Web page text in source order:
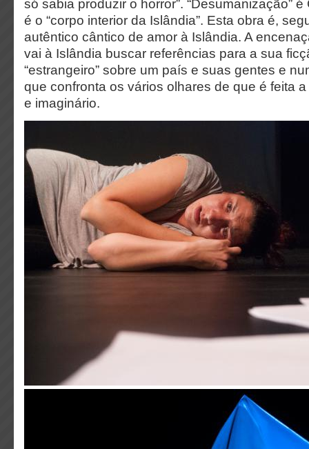
só sabia produzir o horror”. “Desumanização”
é o “corpo interior da Islândia”. Esta obra é,
autêntico cântico de amor à Islândia. A
vai à Islândia buscar referências para a sua
“estrangeiro” sobre um país e suas gentes e
que confronta os vários olhares de que é feita
e imaginário.